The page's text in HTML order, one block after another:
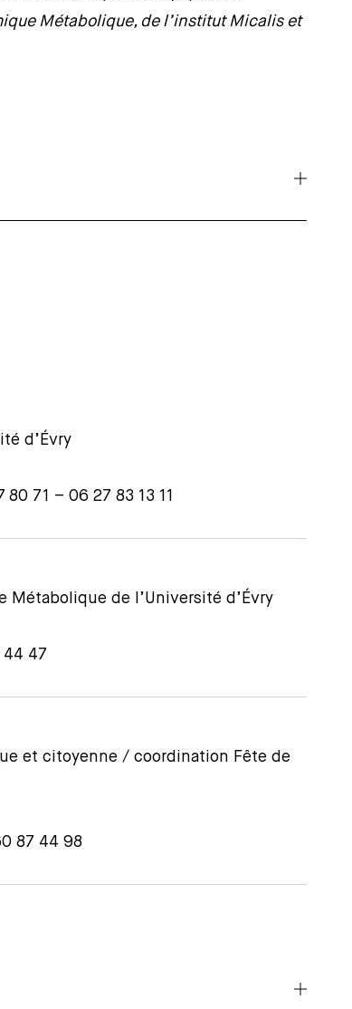
Métabolique, de l’institut Micalis et
d’Évry
80 71 – 06 27 83 13 11
Métabolique de l’Université d’Évry
44 47
et citoyenne / coordination Fête de
87 44 98